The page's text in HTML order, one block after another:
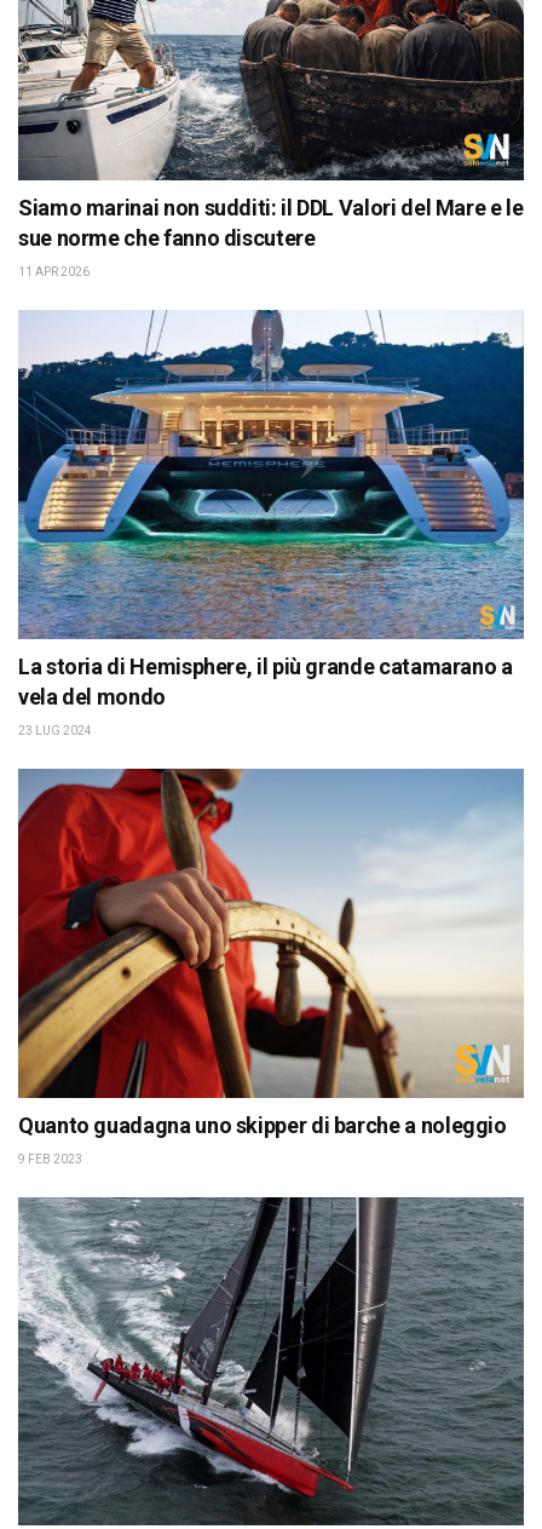
Siamo marinai non sudditi: il DDL Valori del Mare e le
sue norme che fanno discutere
11 APR 2026
La storia di Hemisphere, il più grande catamarano a
vela del mondo
23 LUG 2024
Quanto guadagna uno skipper di barche a noleggio
9 FEB 2023